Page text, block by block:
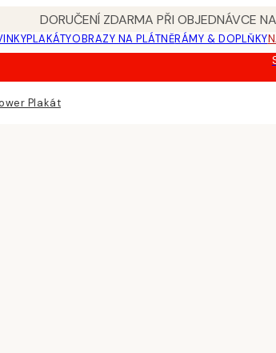
DORUČENÍ ZDARMA PŘI OBJEDNÁVCE
PLAKÁTYOBRAZY NA PLÁTNĚRÁMY & DOPLŇKY
Plakát